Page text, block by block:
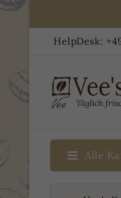
HelpDesk:
Alle